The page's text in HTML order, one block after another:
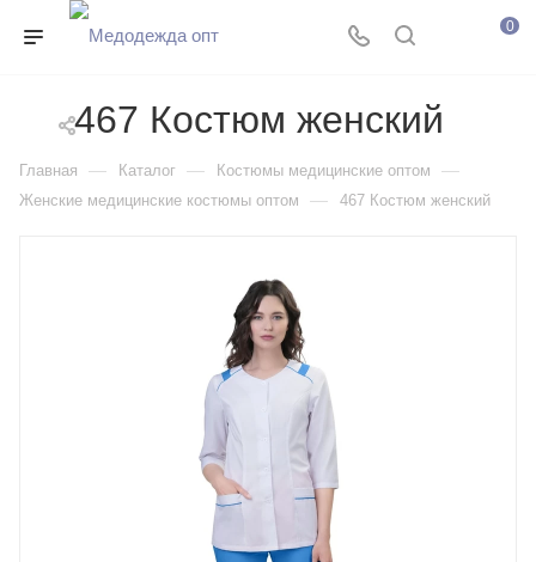
0
467 Костюм женский
Главная — Каталог — Костюмы медицинские оптом —
Женские медицинские костюмы оптом — 467 Костюм женский